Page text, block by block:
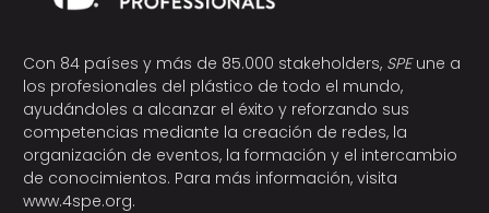
Con 84 países y más de 85.000 stakeholders, SPEune a
los profesionales del plástico de todo el mundo,
ayudándoles a alcanzar el éxito y reforzando sus
competencias mediante la creación de redes, la
organización de eventos, la formación y el intercambio
de conocimientos. Para más información, visita
www.4spe.org.